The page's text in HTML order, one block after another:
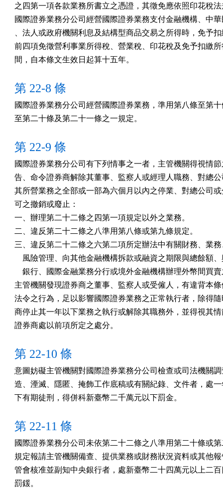
之四第一項各款業務所書立之憑證，其徵免應依照印花稅
國際證券業務分公司經營國際證券業務支付金融機構、中
、法人或政府機關利息及結構型商品交易之所得時，免予
前四項免徵營利事業所得稅、營業稅、印花稅及免予扣繳
間，自本條文生效日起算十五年。
第 22-8 條
國際證券業務分公司經營國際證券業務，準用第八條至第
至第二十條及第二十一條之一規定。
第 22-9 條
國際證券業務分公司有下列情事之一者，主管機關得視情
告、命令證券商解除其董事、監察人或經理人職務、對總
其所營業務之全部或一部為六個月以內之停業、對總公司
可之撤銷或廢止：
一、辦理第二十二條之四第一項規定以外之業務。
二、違反第二十二條之八準用第八條或第九條規定。
三、違反第二十二條之六第二項所定辦法中有關財務、業
風險管理、向其他金融機構拆款或融資之期限與總餘額
銀行、國際金融業務分行或境外金融機構辦理外幣間買
主管機關發現證券商之董事、監察人或受僱人，有違背本
法令之行為，足以影響國際證券業務之正常執行者，除得
商停止其一年以下業務之執行或解除其職務外，並得視其
證券商處以前項所定之處分。
第 22-10 條
意圖妨礙主管機關對國際證券業務分公司檢查或司法機關
造、湮滅、隱匿、掩飾工作底稿或有關紀錄、文件者，處
下有期徒刑，得併科新臺幣二千萬元以下罰金。
第 22-11 條
國際證券業務分公司未依第二十二條之八準用第二十條或
規定報請主管機關備查、提供業務或財務狀況資料或其他
管會核准並副知中央銀行者，處新臺幣二十四萬元以上二
罰鍰。